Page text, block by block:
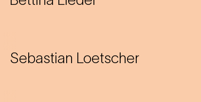
Sebastian Loetscher